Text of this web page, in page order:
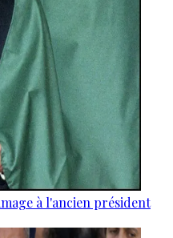
à l'ancien président